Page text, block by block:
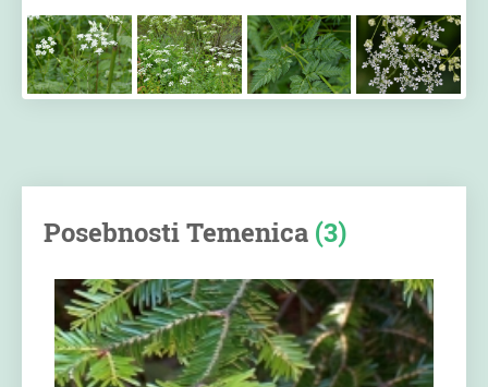
Posebnosti Temenica (3)